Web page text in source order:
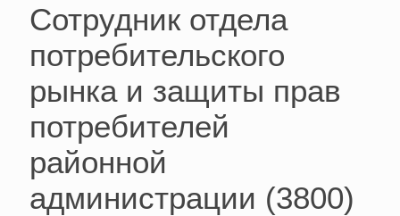
Сотрудник отдела
потребительского
рынка и защиты прав
потребителей
районной
администрации (3800)